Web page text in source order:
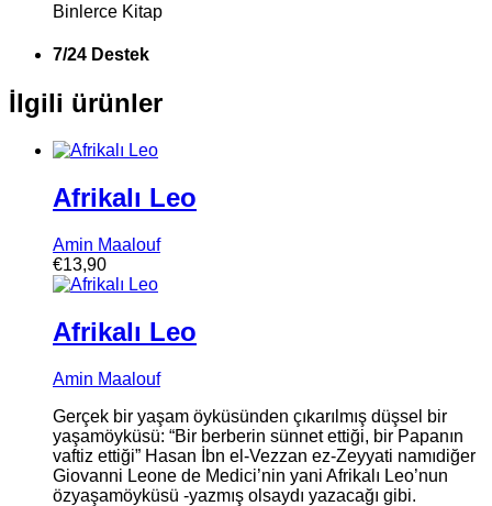
Binlerce Kitap
7/24 Destek
İlgili ürünler
Afrikalı Leo
Amin Maalouf
€13,90
Afrikalı Leo
Amin Maalouf
Gerçek bir yaşam öyküsünden çıkarılmış düşsel bir
yaşamöyküsü: “Bir berberin sünnet ettiği, bir Papanın
vaftiz ettiği” Hasan İbn el-Vezzan ez-Zeyyati namıdiğer
Giovanni Leone de Medici’nin yani Afrikalı Leo’nun
özyaşamöyküsü -yazmış olsaydı yazacağı gibi.